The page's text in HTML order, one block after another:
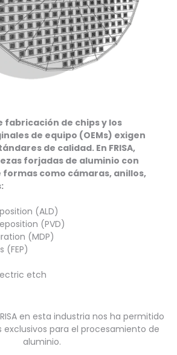
fabricación de chips y los
de equipo (OEMs) exigen
de calidad. En FRISA,
forjadas de aluminio con
formas como cámaras, anillos,
(ALD)
(PVD)
(MDP)
(FEP)
etch
en esta industria nos ha permitido
exclusivos para el procesamiento de
aluminio.